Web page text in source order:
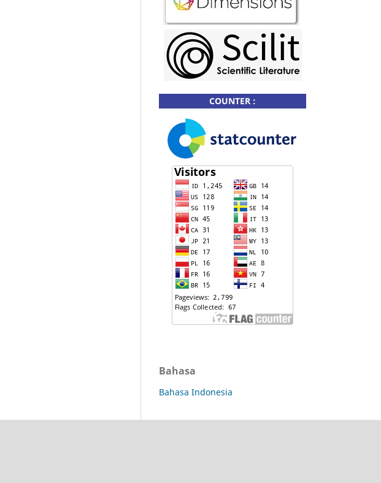
COUNTER :
Bahasa
Bahasa Indonesia